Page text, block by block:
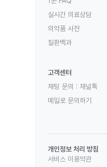
실시간 의료상담
의약품 사전
질환백과
고객센터
채팅 문의 : 채널톡
메일로 문의하기
개인정보 처리 방침
서비스 이용약관